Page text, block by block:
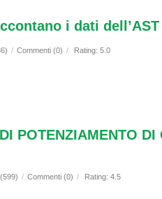
i dati
/ Commenti (0) / Rating: 5.0
POTENZIAMENTO
/ Commenti (0) / Rating: 4.5